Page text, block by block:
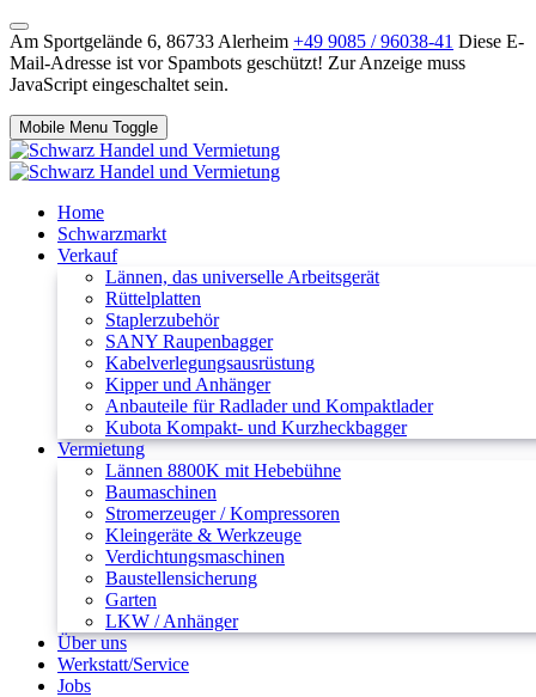
Am Sportgelände 6, 86733 Alerheim +49 9085 / 96038-41 Diese E-
Mail-Adresse ist vor Spambots geschützt! Zur Anzeige muss
JavaScript eingeschaltet sein.
Mobile Menu Toggle
Home
Schwarzmarkt
Verkauf
Lännen, das universelle Arbeitsgerät
Rüttelplatten
Staplerzubehör
SANY Raupenbagger
Kabelverlegungsausrüstung
Kipper und Anhänger
Anbauteile für Radlader und Kompaktlader
Kubota Kompakt- und Kurzheckbagger
Vermietung
Lännen 8800K mit Hebebühne
Baumaschinen
Stromerzeuger / Kompressoren
Kleingeräte & Werkzeuge
Verdichtungsmaschinen
Baustellensicherung
Garten
LKW / Anhänger
Über uns
Werkstatt/Service
Jobs